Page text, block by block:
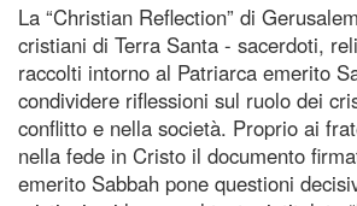
La “Christian Reflection” di
cristiani di Terra Santa - sacerdoti,
raccolti intorno al Patriarca emerito
condividere riflessioni sul ruolo dei
conflitto e nella società. Proprio ai
nella fede in Cristo il documento
emerito Sabbah pone questioni